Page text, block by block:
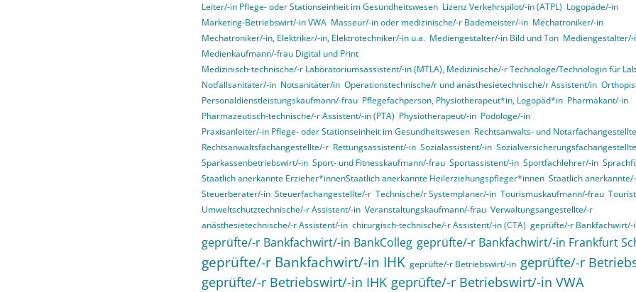
Leiter/-in Pflege- oder Stationseinheit im Gesundheitswesen Lizenz Verkehrspilot/-in (ATPL) Logopäde/-in
Marketing-Betriebswirt/-in VWA Masseur/-in oder medizinische/-r Bademeister/-in Mechatroniker/-in
Mechatroniker/-in, Elektriker/-in, Elektrotechniker/-in u.a. Mediengestalter/-in Bild und Ton
Medienkaufmann/-frau Digital und Print
Medizinisch-technische/-r Laboratoriumsassistent/-in (MTLA), Medizinische/-r Technologe/Technologin für
Notfallsanitäter/-in Notsanitäter/in Operationstechnische/r und anästhesietechnische/r Assistent/in
Personaldienstleistungskaufmann/-frau Pflegefachperson, Physiotherapeut*in, Logopäd*in Pharmakant/-in
Pharmazeutisch-technische/-r Assistent/-in (PTA) Physiotherapeut/-in Podologe/-in
Praxisanleiter/-in Pflege- oder Stationseinheit im Gesundheitswesen Rechtsanwalts- und
Rechtsanwaltsfachangestellte/-r Rettungsassistent/-in Sozialassistent/-in
Sparkassenbetriebswirt/-in Sport- und Fitnesskaufmann/-frau Sportassistent/-in Sportfachlehrer/-in
Staatlich anerkannte Erzieher*innenStaatlich anerkannte Heilerziehungspfleger*innen Staatlich
Steuerberater/-in Steuerfachangestellte/-r Technische/r Systemplaner/-in Tourismuskaufmann/-frau
Umweltschutztechnische/-r Assistent/-in Veranstaltungskaufmann/-frau Verwaltungsangestellte/-r
anästhesietechnische/-r Assistent/-in chirurgisch-technische/-r Assistent/-in (CTA) geprüfte/-r Bankfachwirt/-
geprüfte/-r Bankfachwirt/-in BankColleg geprüfte/-r Bankfachwirt/-in Frankfurt
geprüfte/-r Bankfachwirt/-in IHK geprüfte/-r Betriebswirt/-in geprüfte/-r
geprüfte/-r Betriebswirt/-in IHK geprüfte/-r Betriebswirt/-in VWA